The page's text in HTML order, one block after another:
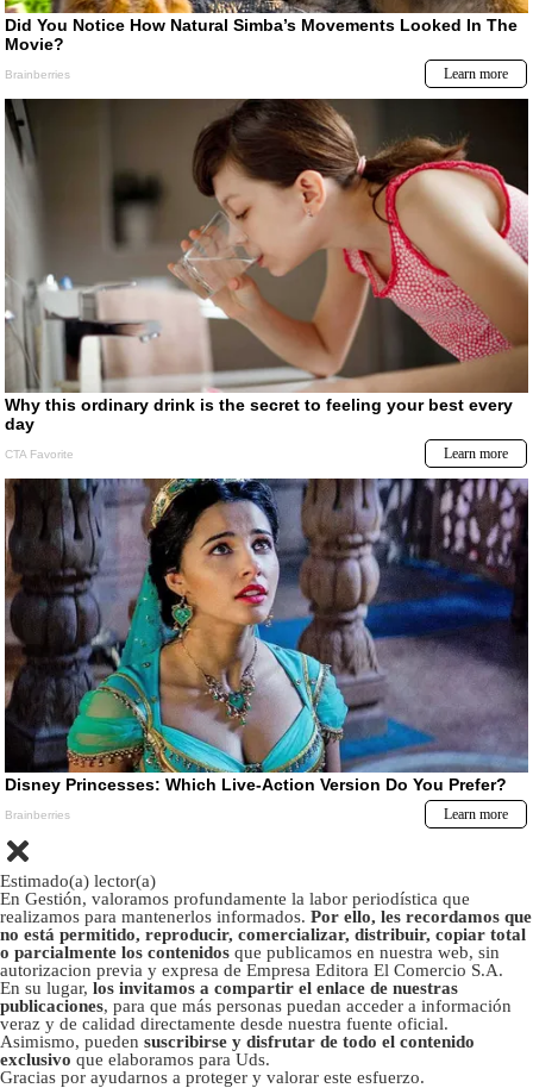
Estimado(a) lector(a)
En Gestión, valoramos profundamente la labor periodística que
realizamos para mantenerlos informados. Por ello, les recordamos que
no está permitido, reproducir, comercializar, distribuir, copiar total
o parcialmente los contenidos que publicamos en nuestra web, sin
autorizacion previa y expresa de Empresa Editora El Comercio S.A.
En su lugar, los invitamos a compartir el enlace de nuestras
publicaciones, para que más personas puedan acceder a información
veraz y de calidad directamente desde nuestra fuente oficial.
Asimismo, pueden suscribirse y disfrutar de todo el contenido
exclusivo que elaboramos para Uds.
Gracias por ayudarnos a proteger y valorar este esfuerzo.